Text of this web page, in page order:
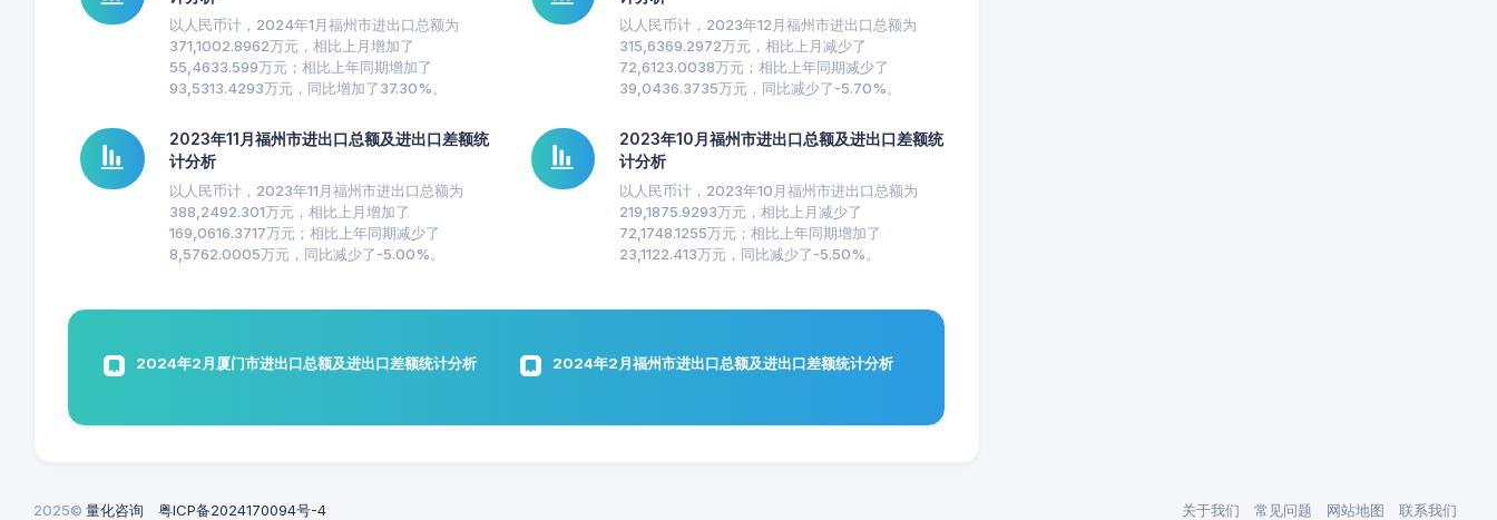
以人民币计，2024年1月福州市进出口总额为
371,1002.8962万元，相比上月增加了
55,4633.599万元；相比上年同期增加了
93,5313.4293万元，同比增加了37.30%。
以人民币计，2023年12月福州市进出口总额为
315,6369.2972万元，相比上月减少了
72,6123.0038万元；相比上年同期减少了
39,0436.3735万元，同比减少了-5.70%。
2023年11月福州市进出口总额及进出口差额统
计分析
以人民币计，2023年11月福州市进出口总额为
388,2492.301万元，相比上月增加了
169,0616.3717万元；相比上年同期减少了
8,5762.0005万元，同比减少了-5.00%。
2023年10月福州市进出口总额及进出口差额统
计分析
以人民币计，2023年10月福州市进出口总额为
219,1875.9293万元，相比上月减少了
72,1748.1255万元；相比上年同期增加了
23,1122.413万元，同比减少了-5.50%。
2024年2月厦门市进出口总额及进出口差额统计分析 2024年2月福州市进出口总额及进出口差额统计分析
2025© 量化咨询 粤ICP备2024170094号-4 关于我们 常见问题 网站地图 联系我们